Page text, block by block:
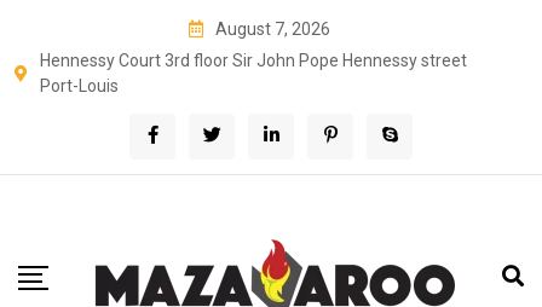
content
August 7, 2026
Hennessy Court 3rd floor Sir John Pope Hennessy street
Port-Louis